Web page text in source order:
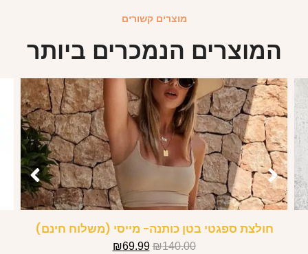
מוצרים קשורים
המוצרים הנמכרים ביותר
חולצת ספגטי בטן כותנה- מייסי (משלוח חינם)
₪140.00
₪69.99